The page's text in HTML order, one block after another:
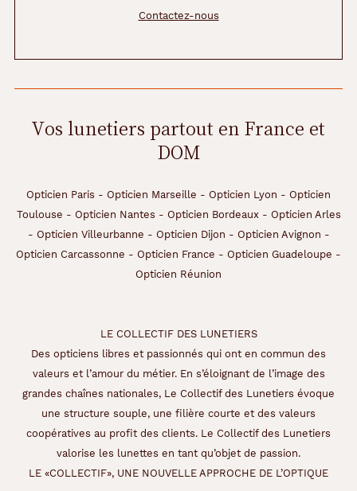
Contactez-nous
Vos lunetiers partout en France et
DOM
Opticien Paris - Opticien Marseille - Opticien Lyon - Opticien
Toulouse - Opticien Nantes - Opticien Bordeaux- Opticien Arles
- Opticien Villeurbanne - Opticien Dijon - Opticien Avignon -
Opticien Carcassonne - Opticien France - Opticien Guadeloupe -
Opticien Réunion
LE COLLECTIF DES LUNETIERS
Des opticiens libres et passionnés qui ont en commun des
valeurs et l’amour du métier. En s’éloignant de l’image des
grandes chaînes nationales, Le Collectif des Lunetiers évoque
une structure souple, une filière courte et des valeurs
coopératives au profit des clients. Le Collectif des Lunetiers
valorise les lunettes en tant qu’objet de passion.
LE «COLLECTIF», UNE NOUVELLE APPROCHE DE L’OPTIQUE